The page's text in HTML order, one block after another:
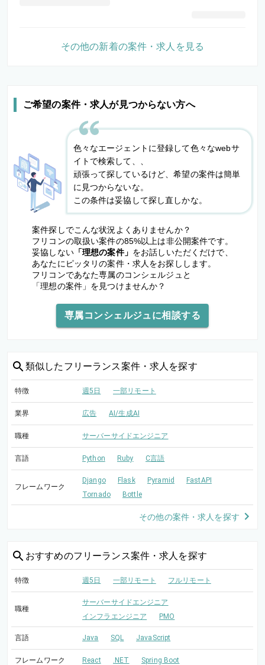
ご希望の案件・求人が見つからない方へ
色々なエージェントに登録して色々なwebサ
イトで検索して、、
頑張って探しているけど、希望の案件は簡単
に見つからないな。
この条件は妥協して探し直しかな。
案件探しでこんな状況よくありませんか？
フリコンの取扱い案件の85%以上は非公開案件です。
妥協しない「理想の案件」 をお話しいただくだけで、
あなたにピッタリの案件・求人をお探しします。
フリコンであなた専属のコンシェルジュと
「理想の案件」を見つけませんか？
専属コンシェルジュに相談する
類似した フリーランス案件・求人を探す
特徴 週5日 一部リモート
業界 広告 AI/生成AI
職種 サーバーサイドエンジニア
言語 Python Ruby C言語
フレームワーク
Django Flask Pyramid
FastAPI
Tornado
Bottle
その他の案件・求人を探す
おすすめのフリーランス案件・求人を探す
特徴 週5日 一部リモート フルリモート
職種
サーバーサイドエンジニア
インフラエンジニア
PMO
言語 Java SQL JavaScript
フレームワーク React .NET Spring Boot
その他の新着の案件・求人を見る